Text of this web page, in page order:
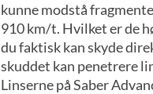
kunne modstå
910 km/t. Hvilket er de
du faktisk kan skyde
skuddet kan penetrere
Linserne på Saber